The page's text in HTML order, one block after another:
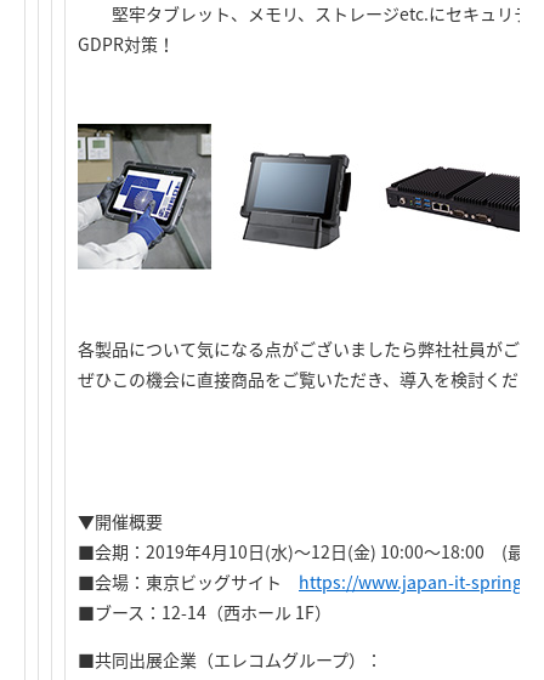
堅牢タブレット、メモリ、ストレージetc.にセキュリテ
GDPR対策！
各製品について気になる点がございましたら弊社社員がご質
ぜひこの機会に直接商品をご覧いただき、導入を検討くださ
▼開催概要
■会期：2019年4月10日(水)～12日(金) 10:00～18:00 (最
■会場：東京ビッグサイト https://www.japan-it-
■ブース：12-14（西ホール 1F）
■共同出展企業（エレコムグループ）：